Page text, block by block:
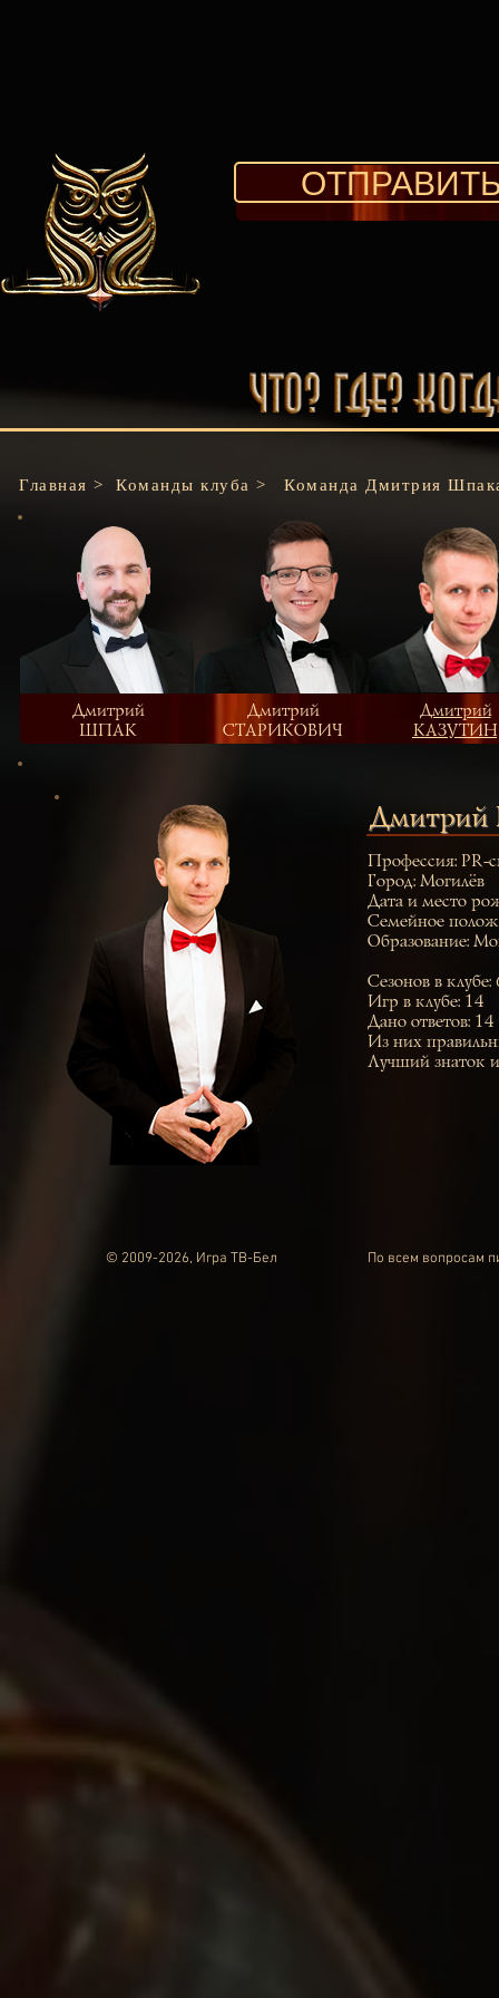
Главная > Команды клуба > Команда Дмитрия
Дмитрий
ШПАК
Дмитрий
СТАРИКОВИЧ
Дмитрий
КАЗУТИН
Профессия: PR-
Город: Могилёв
Дата и место
Семейное
Образование:
Сезонов в клубе:
Игр в клубе: 14
Дано ответов: 14
Из них
Лучший знаток
© 2009-2026, Игра ТВ-Бел По всем вопросам